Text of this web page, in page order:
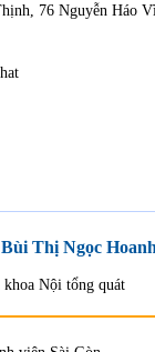
76 Nguyễn Háo
Thị Ngọc Hoanh
khoa Nội tổng quát